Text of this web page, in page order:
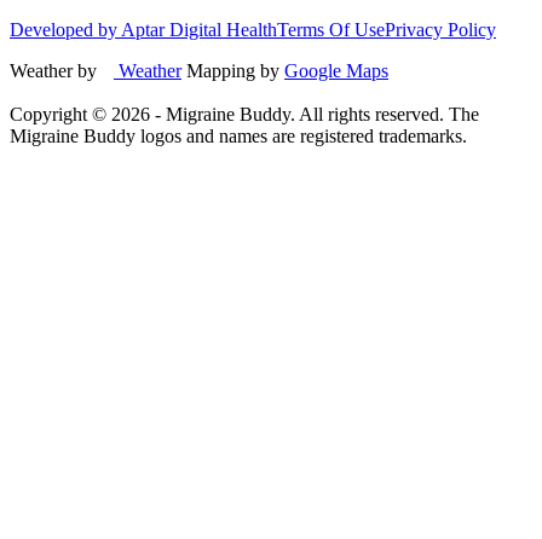
Developed by Aptar Digital HealthTerms Of UsePrivacy Policy
Weather by
WeatherMapping by Google Maps
Copyright © 2026 - Migraine Buddy. All rights reserved. The
Migraine Buddy logos and names are registered trademarks.